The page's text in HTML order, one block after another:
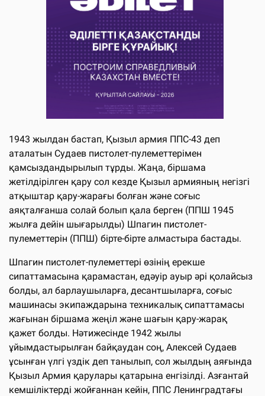
1943 жылдан бастап, Қызыл армия ППС-43 деп
аталатын Судаев пистолет-пулеметтерімен
қамсыздандырылып тұрды. Жаңа, біршама
жетілдірілген қару сол кезде Қызыл армияның негізгі
атқыштар қару-жарағы болған және соғыс
аяқталғанша солай болып қала берген (ППШ 1945
жылға дейін шығарылды) Шпагин пистолет-
пулеметтерін (ППШ) бірте-бірте алмастыра бастады.
Шпагин пистолет-пулеметтері өзінің ерекше
сипаттамасына қарамастан, едәуір ауыр әрі қолайсыз
болды, ал барлаушыларға, десантшыларға, соғыс
машинасы экипаждарына техникалық сипаттамасы
жағынан біршама жеңіл және шағын қару-жарақ
қажет болды. Нәтижесінде 1942 жылы
ұйымдастырылған байқаудан соң, Алексей Судаев
ұсынған үлгі үздік деп танылып, сол жылдың аяғында
Қызыл Армия қарулары қатарына енгізілді. Азғантай
кемшіліктерді жойғаннан кейін, ППС Ленинградтағы